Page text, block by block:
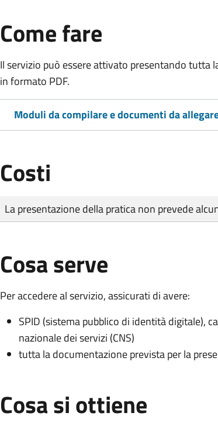
Come fare
Il servizio può essere attivato presentando tutta
in formato PDF.
Moduli da compilare e documenti da
Costi
Tipo di pagamento
Importo
La presentazione della pratica non prevede
Cosa serve
Per accedere al servizio, assicurati di avere:
SPID (sistema pubblico di identità digitale),
nazionale dei servizi (CNS)
tutta la documentazione prevista per la
Cosa si ottiene